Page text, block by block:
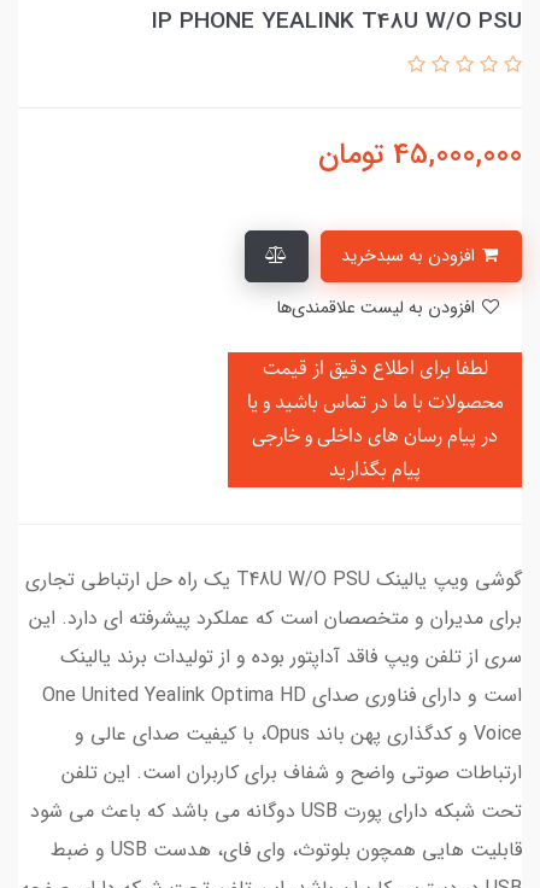
IP PHONE YEALINK T48U W/O PSU
45,000,000 تومان
لطفا برای اطلاع دقیق از قیمت
محصولات با ما در تماس باشید و یا
در پیام رسان های داخلی و خارجی
پیام بگذارید
گوشی ویپ یالینک T48U W/O PSU یک راه حل ارتباطی تجاری
برای مدیران و متخصصان است که عملکرد پیشرفته ای دارد. این
سری از تلفن ویپ فاقد آداپتور بوده و از تولیدات برند یالینک
است و دارای فناوری صدای One United Yealink Optima HD
Voice و کدگذاری پهن باند Opus، با کیفیت صدای عالی و
ارتباطات صوتی واضح و شفاف برای کاربران است. این تلفن
تحت شبکه دارای پورت USB دوگانه می باشد که باعث می شود
قابلیت هایی همچون بلوتوث، وای فای، هدست USB و ضبط